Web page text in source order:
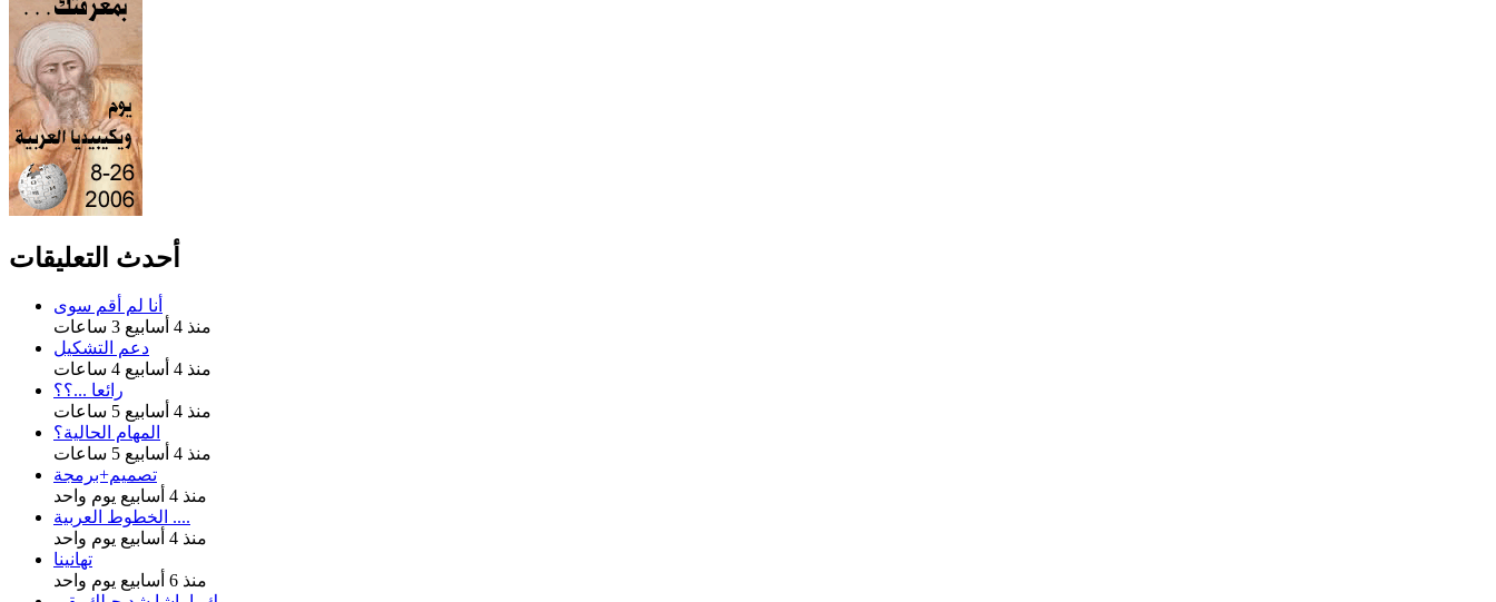
أحدث التعليقات
أنا لم أقم سوى
منذ 4 أسابيع 3 ساعات
دعم التشكيل
منذ 4 أسابيع 4 ساعات
رائعا ...؟؟
منذ 4 أسابيع 5 ساعات
المهام الحالية؟
منذ 4 أسابيع 5 ساعات
تصميم+برمجة
منذ 4 أسابيع يوم واحد
الخطوط العربية ....
منذ 4 أسابيع يوم واحد
تهانينا
منذ 6 أسابيع يوم واحد